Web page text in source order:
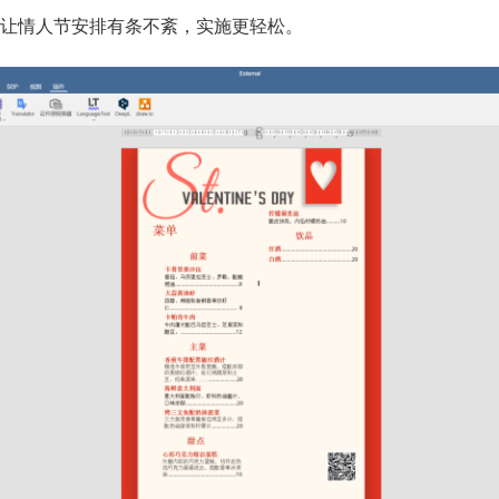
情人节安排有条不紊，实施更轻松。